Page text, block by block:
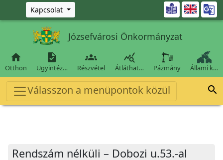
Ugrás a fő tartalomra
Kapcsolat 
Józsefvárosi Önkormányzat

Otthon

Ügyintéz…

Részvétel

Átláthat… Pázmány Állami k…
Válasszon a menüpontok közül 
Rendszám nélküli – Dobozi u.53.-al